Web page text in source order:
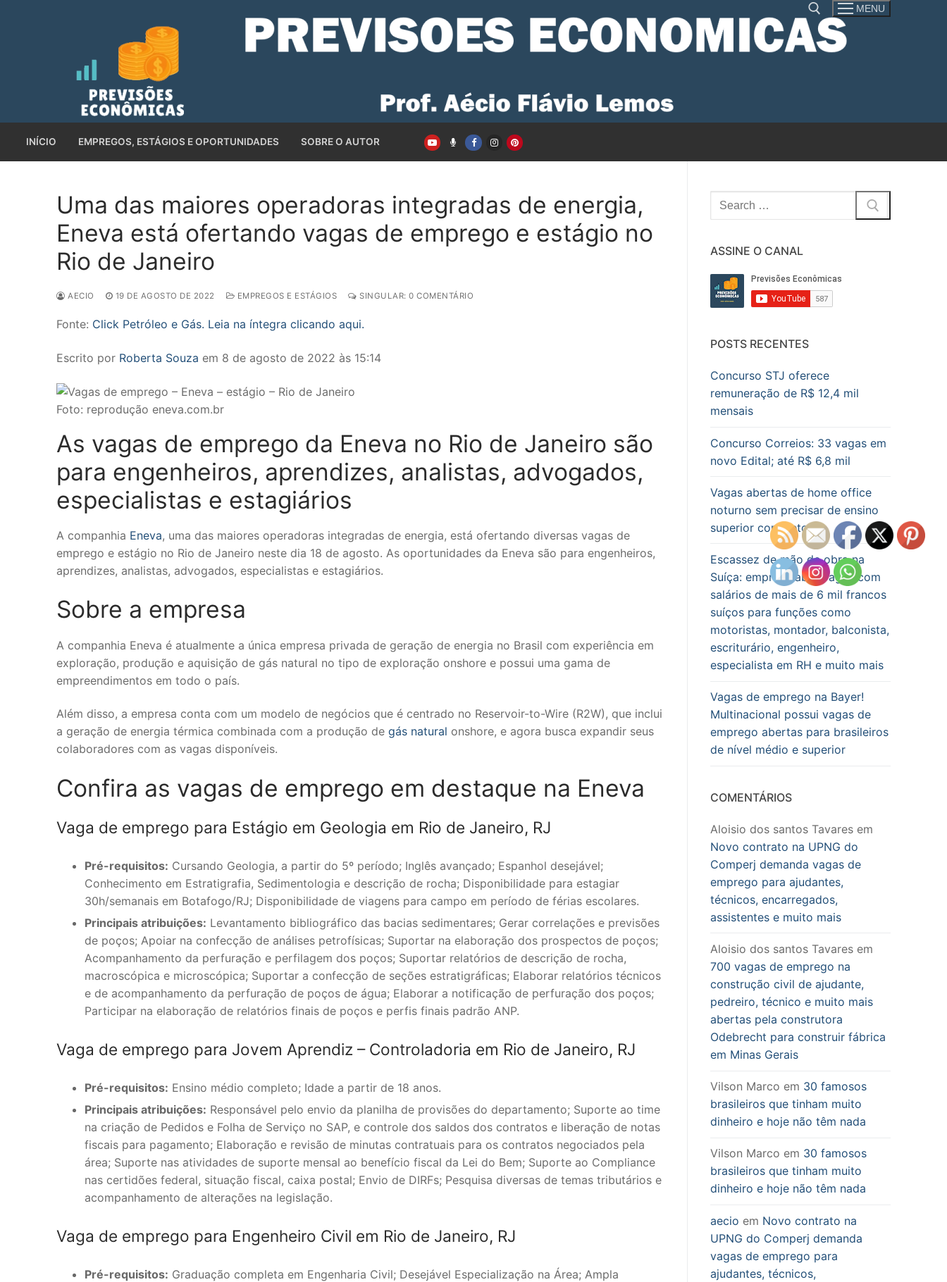
MENU
INÍCIO EMPREGOS, ESTÁGIOS E OPORTUNIDADES SOBRE O AUTOR
Uma das maiores operadoras integradas de energia,
Eneva está ofertando vagas de emprego e estágio no
Rio de Janeiro
AECIO 19 DE AGOSTO DE 2022 EMPREGOS E ESTÁGIOS SINGULAR: 0 COMENTÁRIO
Fonte: Click Petróleo e Gás. Leia na íntegra clicando aqui.
Escrito por Roberta Souza em 8 de agosto de 2022 às 15:14
Foto: reprodução eneva.com.br
As vagas de emprego da Eneva no Rio de Janeiro são
para engenheiros, aprendizes, analistas, advogados,
especialistas e estagiários
A companhia Eneva, uma das maiores operadoras integradas de energia, está ofertando diversas vagas de
emprego e estágio no Rio de Janeiro neste dia 18 de agosto. As oportunidades da Eneva são para engenheiros,
aprendizes, analistas, advogados, especialistas e estagiários.
Sobre a empresa
A companhia Eneva é atualmente a única empresa privada de geração de energia no Brasil com experiência em
exploração, produção e aquisição de gás natural no tipo de exploração onshore e possui uma gama de
empreendimentos em todo o país.
Além disso, a empresa conta com um modelo de negócios que é centrado no Reservoir-to-Wire (R2W), que inclui
a geração de energia térmica combinada com a produção de gás natural onshore, e agora busca expandir seus
colaboradores com as vagas disponíveis.
Confira as vagas de emprego em destaque na Eneva
Vaga de emprego para Estágio em Geologia em Rio de Janeiro, RJ
Pré-requisitos: Cursando Geologia, a partir do 5º período; Inglês avançado; Espanhol desejável;
Conhecimento em Estratigrafia, Sedimentologia e descrição de rocha; Disponibilidade para estagiar
30h/semanais em Botafogo/RJ; Disponibilidade de viagens para campo em período de férias escolares.
Principais atribuições: Levantamento bibliográfico das bacias sedimentares; Gerar correlações e previsões
de poços; Apoiar na confecção de análises petrofísicas; Suportar na elaboração dos prospectos de poços;
Acompanhamento da perfuração e perfilagem dos poços; Suportar relatórios de descrição de rocha,
macroscópica e microscópica; Suportar a confecção de seções estratigráficas; Elaborar relatórios técnicos
e de acompanhamento da perfuração de poços de água; Elaborar a notificação de perfuração dos poços;
Participar na elaboração de relatórios finais de poços e perfis finais padrão ANP.
Vaga de emprego para Jovem Aprendiz – Controladoria em Rio de Janeiro, RJ
Pré-requisitos: Ensino médio completo; Idade a partir de 18 anos.
Principais atribuições: Responsável pelo envio da planilha de provisões do departamento; Suporte ao time
na criação de Pedidos e Folha de Serviço no SAP, e controle dos saldos dos contratos e liberação de notas
fiscais para pagamento; Elaboração e revisão de minutas contratuais para os contratos negociados pela
área; Suporte nas atividades de suporte mensal ao benefício fiscal da Lei do Bem; Suporte ao Compliance
nas certidões federal, situação fiscal, caixa postal; Envio de DIRFs; Pesquisa diversas de temas tributários e
acompanhamento de alterações na legislação.
Vaga de emprego para Engenheiro Civil em Rio de Janeiro, RJ
Pré-requisitos: Graduação completa em Engenharia Civil; Desejável Especialização na Área; Ampla
Pesquisar
por:
ASSINE O CANAL
POSTS RECENTES
Concurso STJ oferece
remuneração de R$ 12,4 mil
mensais
Concurso Correios: 33 vagas em
novo Edital; até R$ 6,8 mil
Vagas abertas de home office
noturno sem precisar de ensino
superior completo
Escassez de mão de obra na
Suíça: empresa abre vagas com
salários de mais de 6 mil francos
suíços para funções como
motoristas, montador, balconista,
escriturário, engenheiro,
especialista em RH e muito mais
Vagas de emprego na Bayer!
Multinacional possui vagas de
emprego abertas para brasileiros
de nível médio e superior
COMENTÁRIOS
Aloisio dos santos Tavares em
Novo contrato na UPNG do
Comperj demanda vagas de
emprego para ajudantes,
técnicos, encarregados,
assistentes e muito mais
Aloisio dos santos Tavares em
700 vagas de emprego na
construção civil de ajudante,
pedreiro, técnico e muito mais
abertas pela construtora
Odebrecht para construir fábrica
em Minas Gerais
Vilson Marco em 30 famosos
brasileiros que tinham muito
dinheiro e hoje não têm nada
Vilson Marco em 30 famosos
brasileiros que tinham muito
dinheiro e hoje não têm nada
aecio em Novo contrato na
UPNG do Comperj demanda
vagas de emprego para
ajudantes, técnicos,